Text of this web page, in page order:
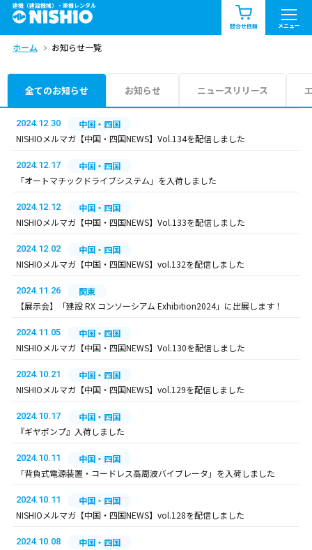
建機（建設機械）・重機レンタル
問合せ依頼 メニュー
商品一覧 お知らせ一覧
問合せ依頼リスト
エリア情報を見る
ホーム お知らせ一覧
全てのお知らせ お知らせ ニュースリリース
2024.12.30
中国・四国
NISHIOメルマガ【中国・四国NEWS】Vol.134を配信しました
2024.12.17
中国・四国
「オートマチックドライブシステム」を入荷しました
2024.12.12
中国・四国
NISHIOメルマガ【中国・四国NEWS】Vol.133を配信しました
2024.12.02
中国・四国
NISHIOメルマガ【中国・四国NEWS】vol.132を配信しました
2024.11.26
関東
【展示会】「建設 RX コンソーシアム Exhibition2024」に出展します！
2024.11.05
中国・四国
NISHIOメルマガ【中国・四国NEWS】Vol.130を配信しました
2024.10.21
中国・四国
NISHIOメルマガ【中国・四国NEWS】vol.129を配信しました
2024.10.17
中国・四国
『ギヤポンプ』入荷しました
2024.10.11
中国・四国
「背負式電源装置・コードレス高周波バイブレータ」を入荷しました
2024.10.11
中国・四国
NISHIOメルマガ【中国・四国NEWS】vol.128を配信しました
2024.10.08
中国・四国